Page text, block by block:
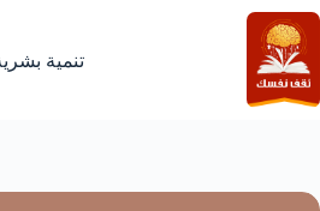
التجاوز
إلى
المحتوى
تنمية